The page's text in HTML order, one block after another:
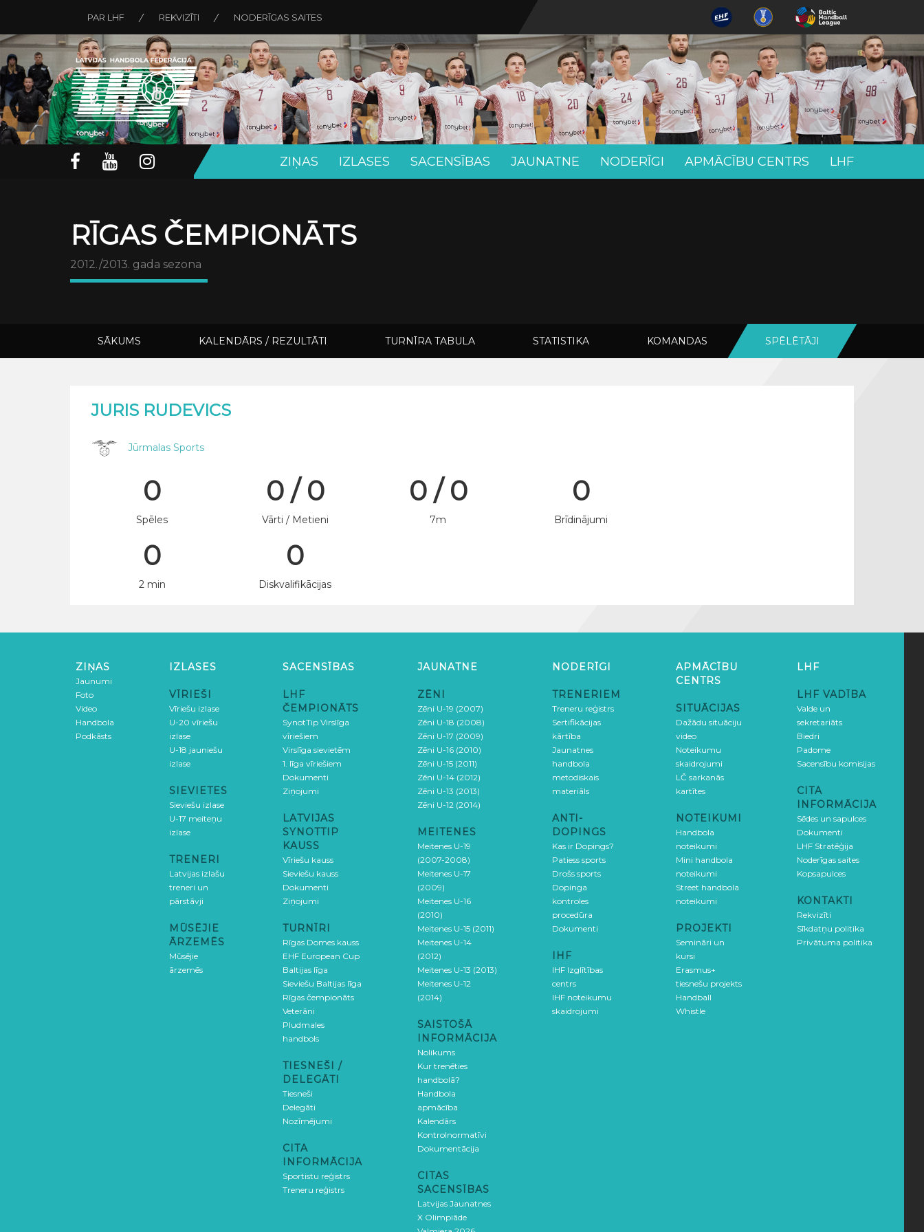
PAR LHF REKVIZĪTI NODERĪGAS SAITES
ZIŅAS IZLASES SACENSĪBAS JAUNATNE NODERĪGI APMĀCĪBU CENTRS LHF
RĪGAS ČEMPIONĀTS
2012./2013. gada sezona
SĀKUMS KALENDĀRS / REZULTĀTI TURNĪRA TABULA STATISTIKA KOMANDAS SPĒLĒTĀJI
JURIS RUDEVICS
Jūrmalas Sports
0
Spēles
0 / 0
Vārti / Metieni
0 / 0
7m
0
Brīdinājumi
0
2 min
0
Diskvalifikācijas
ZIŅAS
Jaunumi
Foto
Video
Handbola
Podkāsts
IZLASES
VĪRIEŠI
Vīriešu izlase
U-20 vīriešu
izlase
U-18 jauniešu
izlase
SIEVIETES
Sieviešu izlase
U-17 meiteņu
izlase
TRENERI
Latvijas izlašu
treneri un
pārstāvji
MŪSĒJIE
ĀRZEMĒS
Mūsējie
ārzemēs
SACENSĪBAS
LHF
ČEMPIONĀTS
SynotTip Virslīga
vīriešiem
Virslīga sievietēm
1. līga vīriešiem
Dokumenti
Ziņojumi
LATVIJAS
SYNOTTIP
KAUSS
Vīriešu kauss
Sieviešu kauss
Dokumenti
Ziņojumi
TURNĪRI
Rīgas Domes kauss
EHF European Cup
Baltijas līga
Sieviešu Baltijas līga
Rīgas čempionāts
Veterāni
Pludmales
handbols
TIESNEŠI /
DELEGĀTI
Tiesneši
Delegāti
Nozīmējumi
CITA
INFORMĀCIJA
Sportistu reģistrs
Treneru reģistrs
JAUNATNE
ZĒNI
Zēni U-19 (2007)
Zēni U-18 (2008)
Zēni U-17 (2009)
Zēni U-16 (2010)
Zēni U-15 (2011)
Zēni U-14 (2012)
Zēni U-13 (2013)
Zēni U-12 (2014)
MEITENES
Meitenes U-19
(2007-2008)
Meitenes U-17
(2009)
Meitenes U-16
(2010)
Meitenes U-15 (2011)
Meitenes U-14
(2012)
Meitenes U-13 (2013)
Meitenes U-12
(2014)
SAISTOŠĀ
INFORMĀCIJA
Nolikums
Kur trenēties
handbolā?
Handbola
apmācība
Kalendārs
Kontrolnormatīvi
Dokumentācija
CITAS
SACENSĪBAS
Latvijas Jaunatnes
X Olimpiāde
NODERĪGI
TRENERIEM
Treneru reģistrs
Sertifikācijas
kārtība
Jaunatnes
handbola
metodiskais
materiāls
ANTI-
DOPINGS
Kas ir Dopings?
Patiess sports
Drošs sports
Dopinga
kontroles
procedūra
Dokumenti
IHF
IHF Izglītības
centrs
IHF noteikumu
skaidrojumi
APMĀCĪBU
CENTRS
SITUĀCIJAS
Dažādu situāciju
video
Noteikumu
skaidrojumi
LČ sarkanās
kartītes
NOTEIKUMI
Handbola
noteikumi
Mini handbola
noteikumi
Street handbola
noteikumi
PROJEKTI
Semināri un
kursi
Erasmus+
tiesnešu projekts
Handball
Whistle
LHF
LHF VADĪBA
Valde un
sekretariāts
Biedri
Padome
Sacensību komisijas
CITA
INFORMĀCIJA
Sēdes un sapulces
Dokumenti
LHF Stratēģija
Noderīgas saites
Kopsapulces
KONTAKTI
Rekvizīti
Sīkdatņu politika
Privātuma politika